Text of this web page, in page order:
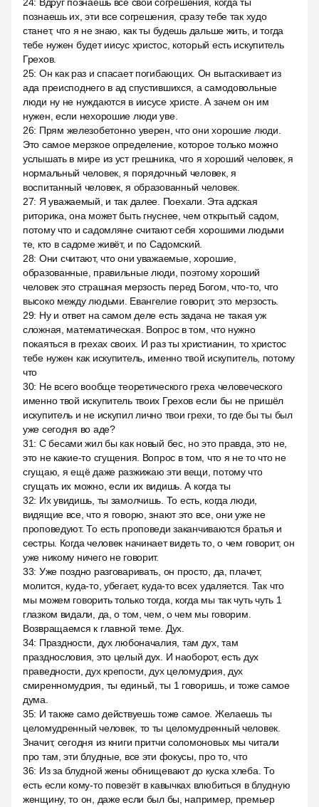
познаешь их, эти все согрешения, сразу тебе так худо
станет, что я не знаю, как ты будешь дальше жить, и тогда
тебе нужен будет иисус христос, который есть искупитель
Грехов.
25: Он как раз и спасает погибающих. Он вытаскивает из
ада преисподнего в ад спустившихся, а самодовольные
люди ну не нуждаются в иисусе христе. А зачем он им
нужен, если нехорошие люди уве.
26: Прям железобетонно уверен, что они хорошие люди.
Это самое мерзкое определение, которое только можно
услышать в мире из уст грешника, что я хороший человек, я
нормальный человек, я порядочный человек, я
воспитанный человек, я образованный человек.
27: Я уважаемый, и так далее. Поехали. Эта адская
риторика, она может быть гнуснее, чем открытый садом,
потому что и садомляне считают себя хорошими людьми
те, кто в садоме живёт, и по Садомский.
28: Они считают, что они уважаемые, хорошие,
образованные, правильные люди, поэтому хороший
человек это страшная мерзость перед Богом, что-то, что
высоко между людьми. Евангелие говорит, это мерзость.
29: Ну и ответ на самом деле есть задача не такая уж
сложная, математическая. Вопрос в том, что нужно
покаяться в грехах своих. И раз ты христианин, то христос
тебе нужен как искупитель, именно твой искупитель, потому
что
30: Не всего вообще теоретического греха человеческого
именно твой искупитель твоих Грехов если бы не пришёл
искупитель и не искупил лично твои грехи, то где бы ты был
уже сегодня во аде?
31: С бесами жил бы как новый бес, но это правда, это не,
это не какие-то сгущения. Вопрос в том, что я не то что не
сгущаю, я ещё даже разжижаю эти вещи, потому что
сгущать их можно, если их видишь. А когда ты
32: Их увидишь, ты замолчишь. То есть, когда люди,
видящие все, что я говорю, знают это все, они уже не
проповедуют. То есть проповеди заканчиваются братья и
сестры. Когда человек начинает видеть то, о чем говорит, он
уже никому ничего не говорит.
33: Уже поздно разговаривать, он просто, да, плачет,
молится, куда-то, убегает, куда-то всех удаляется. Так что
мы можем говорить только тогда, когда мы так чуть чуть 1
глазком видали, да, о том, чем, о чем мы говорим.
Возвращаемся к главной теме. Дух.
34: Праздности, дух любоначалия, там дух, там
празднословия, это целый дух. И наоборот, есть дух
праведности, дух крепости, дух целомудрия, дух
смиренномудрия, ты единый, ты 1 говоришь, и тоже самое
дума.
35: И также само действуешь тоже самое. Желаешь ты
целомудренный человек, то ты целомудренный человек.
Значит, сегодня из книги притчи соломоновых мы читали
про там, эти блудные, все эти фокусы, про то, что
36: Из за блудной жены обнищевают до куска хлеба. То
есть если кому-то повезёт в кавычках влюбиться в блудную
женщину, то он, даже если был бы, например, премьер